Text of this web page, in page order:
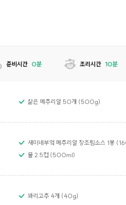
준비시간 0분 조리시간 10분
삶은 메추리알 50개 (500g)
새미네부엌 메추리알 장조림소스 1봉
물 2.5컵 (500ml)
꽈리고추 4개 (40g)